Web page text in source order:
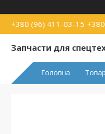
+380 (96) 411-03-15
Запчасти для
Головна